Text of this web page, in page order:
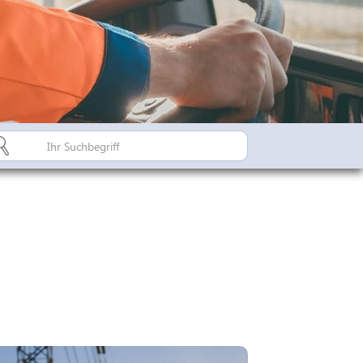
Land
Bürgerinfo A-Z
Dorfregion /
Suderburg - Stahlbachtal